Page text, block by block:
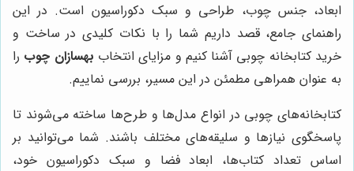
ابعاد، جنس چوب، طراحی و سبک دکوراسیون است. در این
راهنمای جامع، قصد داریم شما را با نکات کلیدی در ساخت و
خرید کتابخانه چوبی آشنا کنیم و مزایای انتخاب بهسازان چوب را
به عنوان همراهی مطمئن در این مسیر، بررسی نماییم.
کتابخانه‌های چوبی در انواع مدل‌ها و طرح‌ها ساخته می‌شوند تا
پاسخگوی نیازها و سلیقه‌های مختلف باشند. شما می‌توانید بر
اساس تعداد کتاب‌ها، ابعاد فضا و سبک دکوراسیون خود،